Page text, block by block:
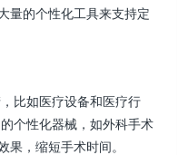
量的个性化工具来支持定
比如医疗设备和医疗行
个性化器械，如外科手术
，缩短手术时间。